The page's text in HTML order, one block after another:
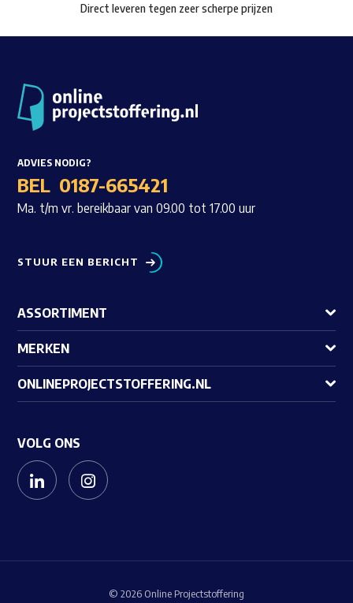
Direct leveren tegen zeer scherpe prijzen
ADVIES NODIG?
BEL 0187-665421
Ma. t/m vr. bereikbaar van 09.00 tot 17.00 uur
STUUR EEN BERICHT
ASSORTIMENT
MERKEN
ONLINEPROJECTSTOFFERING.NL
VOLG ONS
© 2026 Online Projectstoffering